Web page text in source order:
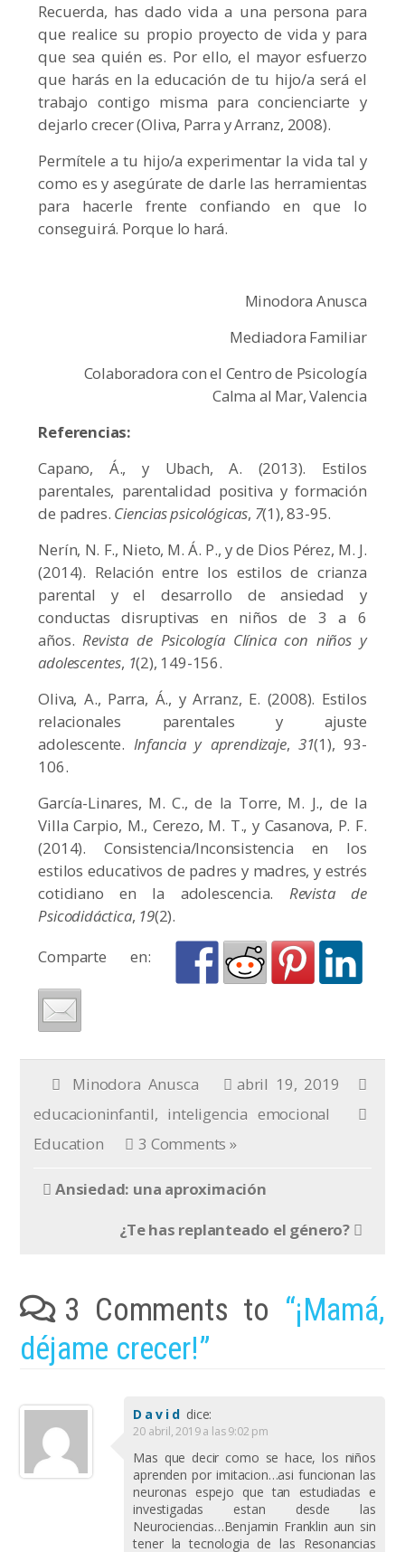
Recuerda, has dado vida a una persona para
que realice su propio proyecto de vida y para
que sea quién es. Por ello, el mayor esfuerzo
que harás en la educación de tu hijo/a será el
trabajo contigo misma para concienciarte y
dejarlo crecer (Oliva, Parra y Arranz, 2008).
Permítele a tu hijo/a experimentar la vida tal y
como es y asegúrate de darle las herramientas
para hacerle frente confiando en que lo
conseguirá. Porque lo hará.
Minodora Anusca
Mediadora Familiar
Colaboradora con el Centro de Psicología
Calma al Mar, Valencia
Referencias:
Capano, Á., y Ubach, A. (2013). Estilos
parentales, parentalidad positiva y formación
de padres. Ciencias psicológicas, 7(1), 83-95.
Nerín, N. F., Nieto, M. Á. P., y de Dios Pérez, M. J.
(2014). Relación entre los estilos de crianza
parental y el desarrollo de ansiedad y
conductas disruptivas en niños de 3 a 6
años.Revista de Psicología Clínica con niños y
adolescentes, 1(2), 149-156.
Oliva, A., Parra, Á., y Arranz, E. (2008). Estilos
relacionales parentales y ajuste
adolescente. Infancia y aprendizaje, 31(1), 93-
106.
García-Linares, M. C., de la Torre, M. J., de la
Villa Carpio, M., Cerezo, M. T., y Casanova, P. F.
(2014). Consistencia/Inconsistencia en los
estilos educativos de padres y madres, y estrés
cotidiano en la adolescencia. Revista de
Psicodidáctica, 19(2).
Comparte en:
Minodora Anusca
abril 19, 2019
educacioninfantil, inteligencia emocional
Education
3 Comments »
Ansiedad: una aproximación
¿Te has replanteado el género?
3 Comments to “¡Mamá,
déjame crecer!”
David dice:
20 abril, 2019 a las 9:02 pm
Mas que decir como se hace, los niños
aprenden por imitacion…asi funcionan las
neuronas espejo que tan estudiadas e
investigadas estan desde las
Neurociencias…Benjamin Franklin aun sin
tener la tecnologia de las Resonancias